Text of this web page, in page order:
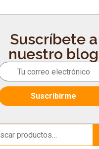
Suscríbete a
nuestro blog